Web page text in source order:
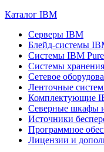
Каталог IBM
Серверы IBM
Блейд-системы
Системы IBM
Системы
Сетевое
Ленточные
Комплектующие
Северные шкафы
Источники
Программное
Лицензии и